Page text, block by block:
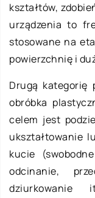
kształtów,
urządzenia to
stosowane na
powierzchnię i
Drugą kategorię
obróbka
celem jest
ukształtowanie
kucie
odcinanie,
dziurkowanie